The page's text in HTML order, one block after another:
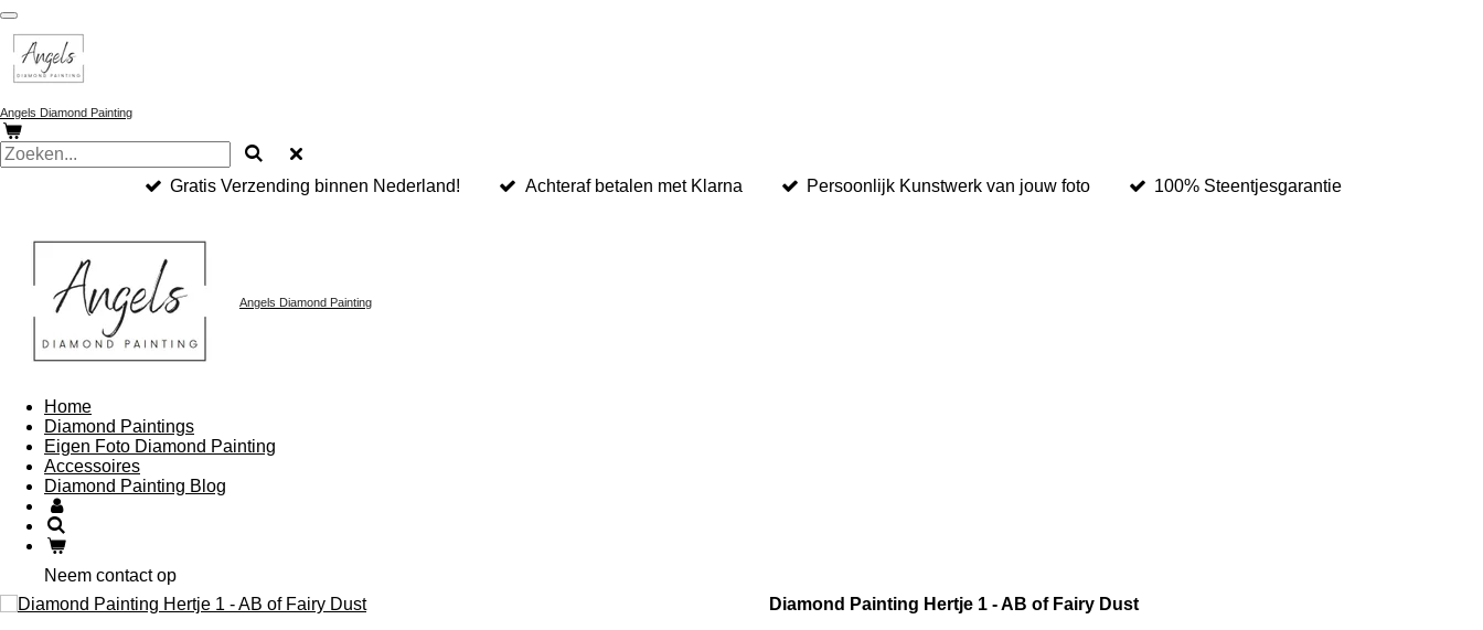
Ga
direct
naar
de
Angels Diamond Painting
Gratis Verzending binnen Nederland! Achteraf betalen met Klarna Persoonlijk Kunstwerk van jouw foto 100% Steentjesgarantie
Angels Diamond Painting
Home
Diamond Paintings
Eigen Foto Diamond Painting
Accessoires
Diamond Painting Blog
Neem contact op
Diamond Painting Hertje 1 - AB of Fairy Dust